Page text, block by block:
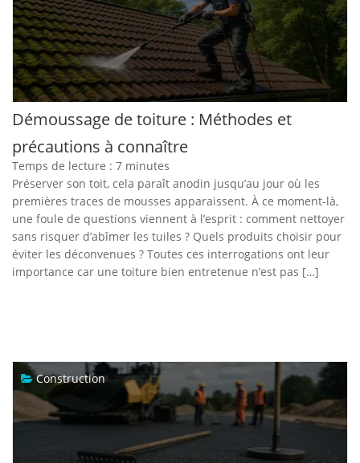
Démoussage de toiture : Méthodes et
précautions à connaître
Temps de lecture : 7 minutes
Préserver son toit, cela paraît anodin jusqu’au jour où les
premières traces de mousses apparaissent. À ce moment-là,
une foule de questions viennent à l’esprit : comment nettoyer
sans risquer d’abîmer les tuiles ? Quels produits choisir pour
éviter les déconvenues ? Toutes ces interrogations ont leur
importance car une toiture bien entretenue n’est pas […]
Construction